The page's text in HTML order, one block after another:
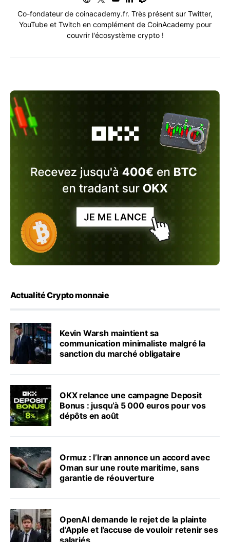
Co-fondateur de coinacademy.fr. Très présent sur Twitter,
YouTube et Twitch en complément de CoinAcademy pour
couvrir l'écosystème crypto !
Actualité Crypto monnaie
Kevin Warsh maintient sa
communication minimaliste malgré la
sanction du marché obligataire
OKX relance une campagne Deposit
Bonus : jusqu’à 5 000 euros pour vos
dépôts en août
Ormuz : l’Iran annonce un accord avec
Oman sur une route maritime, sans
garantie de réouverture
OpenAI demande le rejet de la plainte
d’Apple et l’accuse de vouloir retenir ses
salariés